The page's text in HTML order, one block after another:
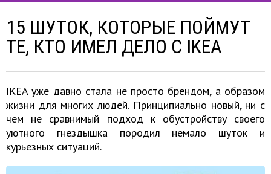
15 ШУТОК, КОТОРЫЕ ПОЙМУТ
ТЕ, КТО ИМЕЛ ДЕЛО С IKEA
IKEA уже давно стала не просто брендом, а образом
жизни для многих людей. Принципиально новый, ни с
чем не сравнимый подход к обустройству своего
уютного гнездышка породил немало шуток и
курьезных ситуаций.